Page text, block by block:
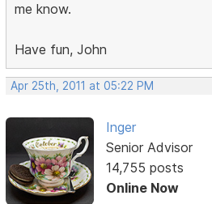
me know.
Have fun, John
Apr 25th, 2011 at 05:22 PM
Inger
Senior Advisor
14,755 posts
Online Now